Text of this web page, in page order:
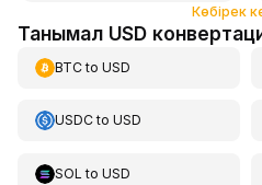
Көбірек
Танымал USD
BTCto USD
USDCto USD
SOL to USD